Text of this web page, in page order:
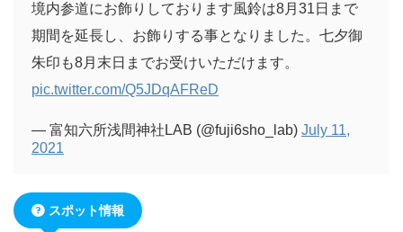
境内参道にお飾りしております風鈴は8月31日まで
期間を延長し、お飾りする事となりました。七夕御
朱印も8月末日までお受けいただけます。
pic.twitter.com/Q5JDqAFReD
— 富知六所浅間神社LAB (@fuji6sho_lab) July 11,
2021
スポット情報